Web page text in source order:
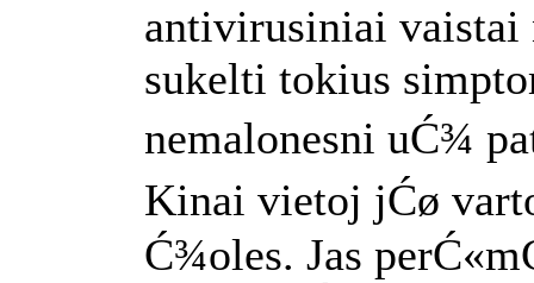
antivirusiniai vaistai
sukelti tokius
nemalonesni uĆ¾
Kinai vietoj jĆø
Ć¾oles. Jas